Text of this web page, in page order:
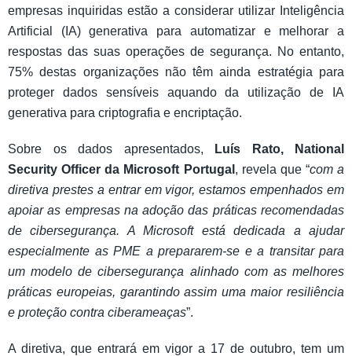
empresas inquiridas estão a considerar utilizar Inteligência
Artificial (IA) generativa para automatizar e melhorar a
respostas das suas operações de segurança. No entanto,
75% destas organizações não têm ainda estratégia para
proteger dados sensíveis aquando da utilização de IA
generativa para criptografia e encriptação.
Sobre os dados apresentados,
Luís Rato, National
Security Officer da Microsoft Portugal , revela que “com a
diretiva prestes a entrar em vigor, estamos empenhados em
apoiar as empresas na adoção das práticas recomendadas
de cibersegurança. A Microsoft está dedicada a ajudar
especialmente as PME a prepararem-se e a transitar para
um modelo de cibersegurança alinhado com as melhores
práticas europeias, garantindo assim uma maior resiliência
e proteção contra ciberameaças”.
A diretiva, que entrará em vigor a 17 de outubro, tem um